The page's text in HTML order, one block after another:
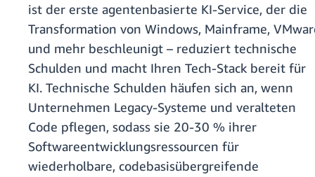
ist der erste agentenbasierte KI-Service, der die
Transformation von Windows, Mainframe,
und mehr beschleunigt – reduziert technische
Schulden und macht Ihren Tech-Stack bereit für
KI. Technische Schulden häufen sich an, wenn
Unternehmen Legacy-Systeme und veralteten
Code pflegen, sodass sie 20-30 % ihrer
Softwareentwicklungsressourcen für
wiederholbare, codebasisübergreifende